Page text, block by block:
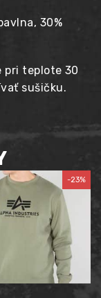
30%
pri teplote 30
sušičku.
-23%